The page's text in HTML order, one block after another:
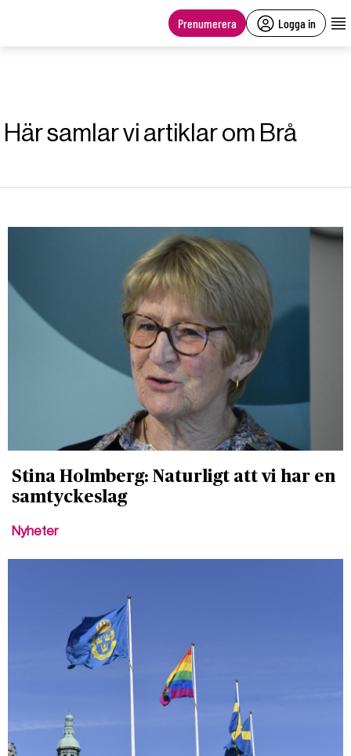
Prenumerera Logga in
Här samlar vi artiklar om Brå
Stina Holmberg: Naturligt att vi har en
samtyckeslag
Nyheter